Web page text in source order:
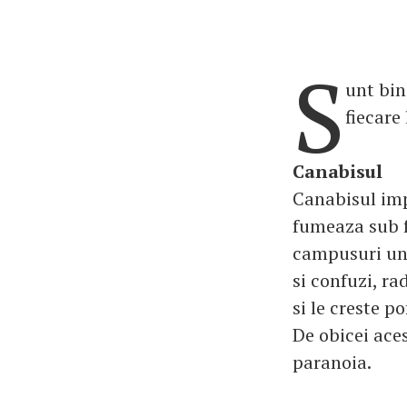
S unt
Canabisul
Canabisul
fumeaza sub
campusuri
si confuzi,
si le creste
De obicei
paranoia.